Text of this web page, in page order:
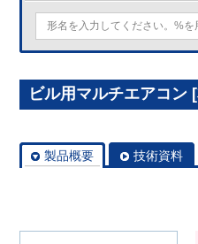
ビル用マルチエアコン
製品概要 技術資料